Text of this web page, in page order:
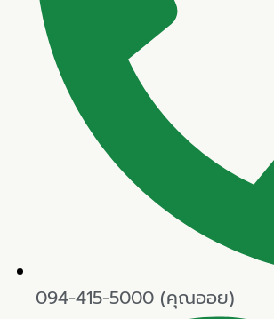
094-415-5000 (คุณออย)